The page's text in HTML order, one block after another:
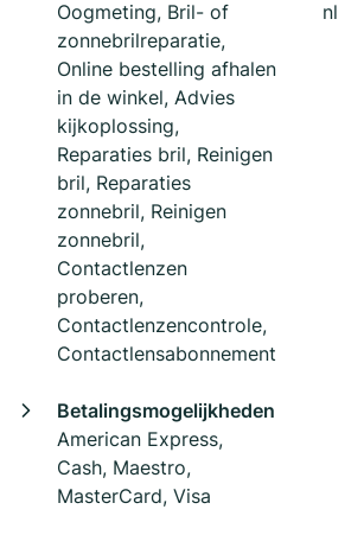
Oogmeting, Bril- of
zonnebrilreparatie,
Online bestelling afhalen
in de winkel, Advies
kijkoplossing,
Reparaties bril, Reinigen
bril, Reparaties
zonnebril, Reinigen
zonnebril,
Contactlenzen
proberen,
Contactlenzencontrole,
Contactlensabonnement
nl
Betalingsmogelijkheden
American Express,
Cash, Maestro,
MasterCard, Visa